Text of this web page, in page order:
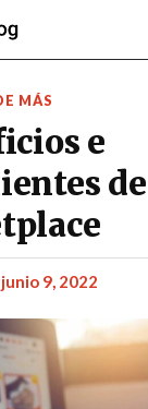
MÁS
e
junio 9, 2022